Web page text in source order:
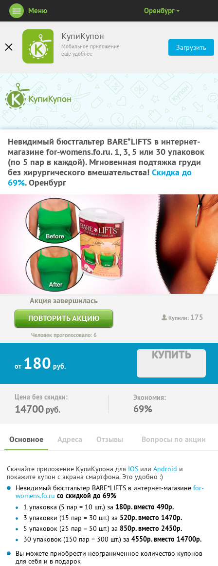
КупиКупон
Мобильное приложение
ещё удобнее
Загрузить
Меню Оренбург
Невидимый бюстгальтер BARE*LIFTS в интернет-
магазине for-womens.fo.ru. 1, 3, 5 или 30 упаковок
(по 5 пар в каждой). Мгновенная подтяжка груди
без хирургического вмешательства! Скидка до
69%. Оренбург
Купили: 175
Акция завершилась
ПОВТОРИТЬ АКЦИЮ
Человек проголосовало: 6
от 180 руб.
КУПИТЬ
Цена без скидки:
14700 руб.
Экономия:
69%
Основное Отзывы Вопросы по акции
Адреса
Скачайте приложение КупиКупона для IOS или Android и
покажите купон с экрана смартфона. Это удобно :)
Невидимый бюстгальтер BARE*LIFTS в интернет-магазине for-
womens.fo.ru со скидкой до 69%
1 упаковка (5 пар = 10 шт.) за 180р. вместо 490р.
3 упаковки (15 пар = 30 шт.) за 520р. вместо 1470р.
5 упаковок (25 пар = 50 шт.) за 850р. вместо 2450р.
30 упаковок (150 пар = 300 шт.) за 4550р. вместо 14700р.
Вы можете приобрести неограниченное количество купонов
для себя и в подарок